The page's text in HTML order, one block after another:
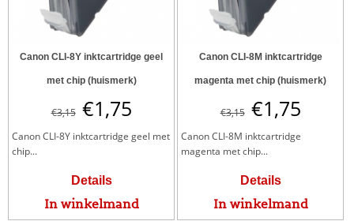
Canon CLI-8Y inktcartridge geel
met chip (huismerk)
€3,15 €1,75
Canon CLI-8Y inktcartridge geel met
chip...
Details
In winkelmand
Canon CLI-8M inktcartridge
magenta met chip (huismerk)
€3,15 €1,75
Canon CLI-8M inktcartridge
magenta met chip...
Details
In winkelmand